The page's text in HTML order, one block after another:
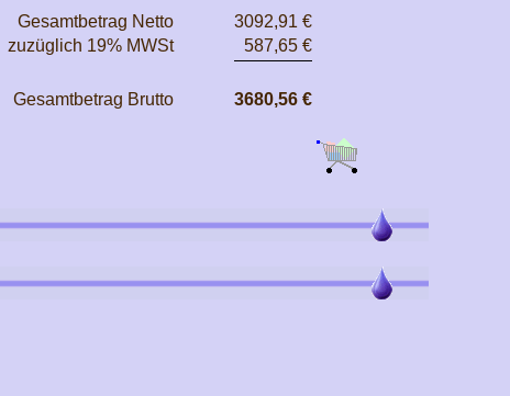
Gesamtbetrag Netto
3092,91 €
zuzüglich 19% MWSt
587,65 €
Gesamtbetrag Brutto 3680,56 €